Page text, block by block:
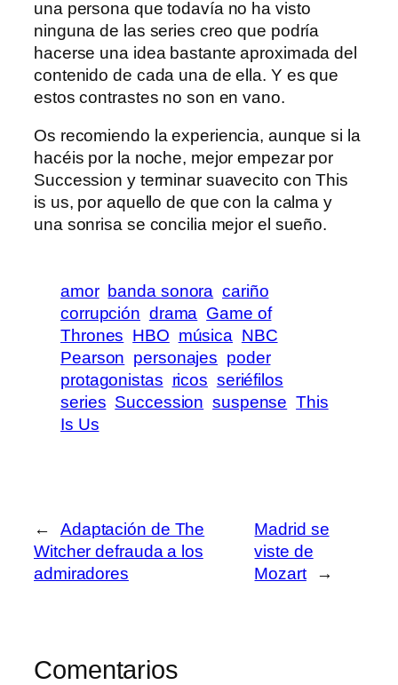
una persona que todavía no ha visto
ninguna de las series creo que podría
hacerse una idea bastante aproximada del
contenido de cada una de ella. Y es que
estos contrastes no son en vano.
Os recomiendo la experiencia, aunque si la
hacéis por la noche, mejor empezar por
Succession y terminar suavecito con This
is us, por aquello de que con la calma y
una sonrisa se concilia mejor el sueño.
amor banda sonora cariño
corrupción drama Game of
Thrones HBO música NBC
Pearson personajes poder
protagonistas ricos seriéfilos
series Succession suspense This
Is Us
←
Adaptación de The
Witcher defrauda a los
admiradores
Madrid se
viste de
Mozart
→
Comentarios